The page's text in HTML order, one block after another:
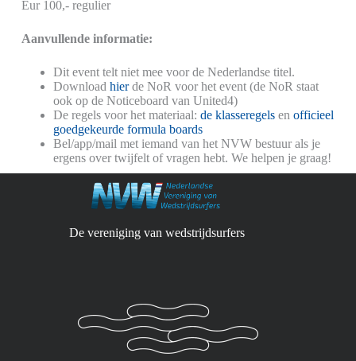
Eur 100,- regulier
Aanvullende informatie:
Dit event telt niet mee voor de Nederlandse titel.
Download hierde NoR voor het event (de NoR staat
ook op de Noticeboard van United4)
De regels voor het materiaal: de klasseregelsen officieel
goedgekeurde formula boards
Bel/app/mail met iemand van het NVW bestuur als je
ergens over twijfelt of vragen hebt. We helpen je graag!
De vereniging van wedstrijdsurfers